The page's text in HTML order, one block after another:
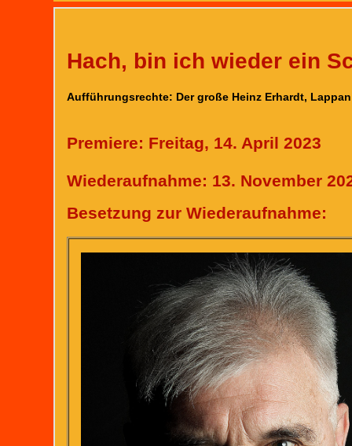
Hach, bin ich wieder ein
Aufführungsrechte: Der große Heinz Erhardt,
Premiere: Freitag, 14. April 2023
Wiederaufnahme: 13. November
Besetzung zur Wiederaufnahme: